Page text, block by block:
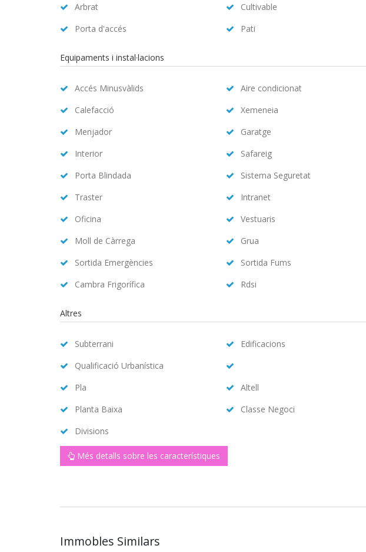
Arbrat
Cultivable
Porta d'accés
Pati
Equipaments i instal·lacions
Accés Minusvàlids Aire condicionat
Calefacció
Xemeneia
Menjador
Garatge
Interior
Safareig
Porta Blindada
Sistema Seguretat
Traster
Intranet
Oficina
Vestuaris
Moll de Càrrega
Grua
Sortida Emergències
Sortida Fums
Cambra Frigorífica
Rdsi
Altres
Subterrani Edificacions
Qualificació Urbanística
Pla
Altell
Planta Baixa
Classe Negoci
Divisions
Més detalls sobre les característiques
Immobles Similars